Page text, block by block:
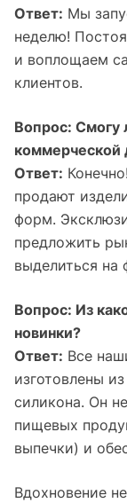
Ответ: Мы
неделю!
и воплощаем
клиентов.
Вопрос: Смогу
коммерческой
Ответ:
продают
форм.
предложить
выделиться на
Вопрос: Из
новинки?
Ответ: Все
изготовлены
силикона. Он
пищевых
выпечки) и
Вдохновение